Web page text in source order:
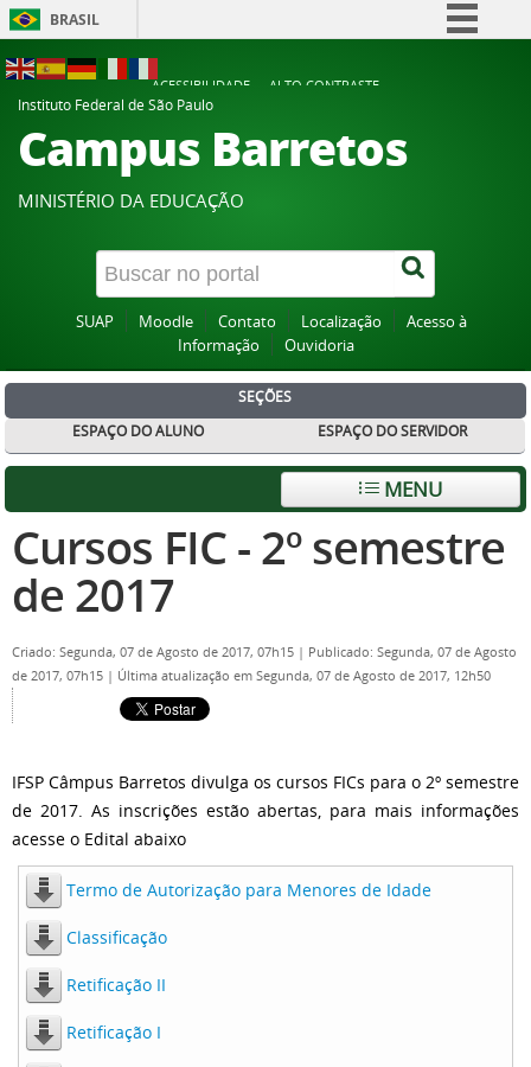
BRASIL
Participe
Acesso à informação
Canais
ACESSIBILIDADE
ALTO CONTRASTE
Instituto Federal de São Paulo
Campus Barretos
MINISTÉRIO DA EDUCAÇÃO
SUAP Moodle Contato Localização
Acesso à
Informação
Ouvidoria
SEÇÕES
ESPAÇO DO ALUNO
ESPAÇO DO SERVIDOR
MENU
Cursos FIC - 2º semestre
de 2017
Criado: Segunda, 07 de Agosto de 2017, 07h15 | Publicado: Segunda, 07 de Agosto
de 2017, 07h15 | Última atualização em Segunda, 07 de Agosto de 2017, 12h50
IFSP Câmpus Barretos divulga os cursos FICs para o 2º semestre
de 2017. As inscrições estão abertas, para mais informações
acesse o Edital abaixo
Termo de Autorização para Menores de Idade
Classificação
Retificação II
Retificação I